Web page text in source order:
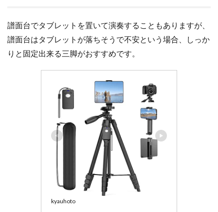
譜面台でタブレットを置いて演奏することもありますが、
譜面台はタブレットが落ちそうで不安という場合、しっか
りと固定出来る三脚がおすすめです。
kyauhoto